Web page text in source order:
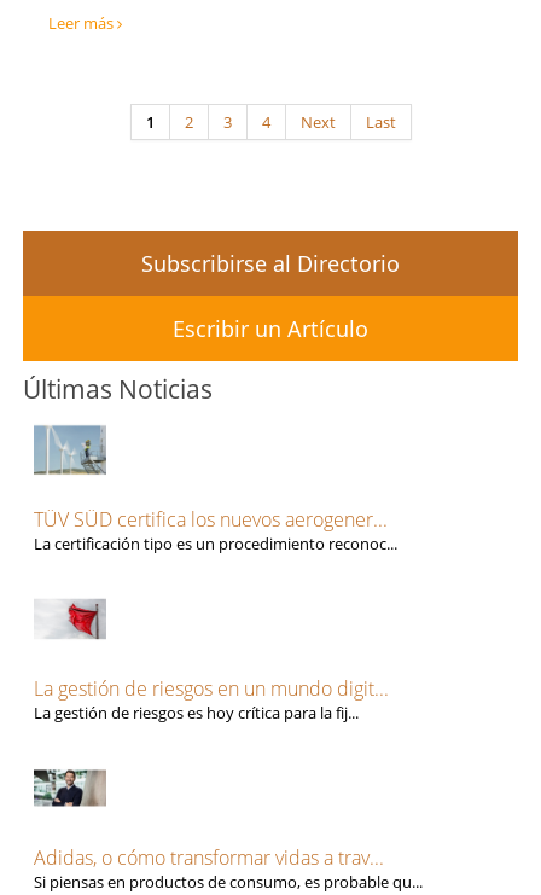
Leer más
1 2 3 4 Next Last
Subscribirse al Directorio
Escribir un Artículo
Últimas Noticias
TÜV SÜD certifica los nuevos aerogener...
La certificación tipo es un procedimiento reconoc...
La gestión de riesgos en un mundo digit...
La gestión de riesgos es hoy crítica para la fij...
Adidas, o cómo transformar vidas a trav...
Si piensas en productos de consumo, es probable qu...